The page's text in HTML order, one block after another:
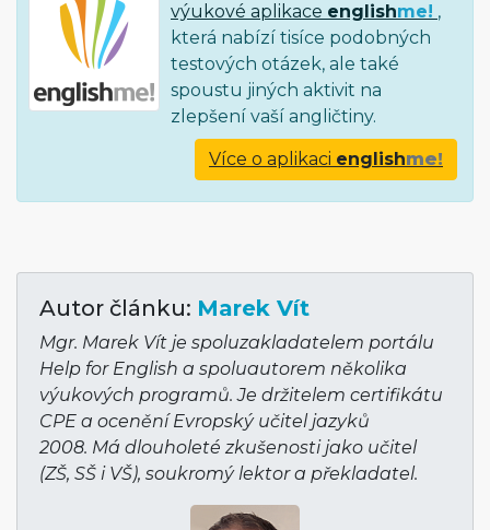
výukové aplikace englishme! ,
která nabízí tisíce podobných
testových otázek, ale také
spoustu jiných aktivit na
zlepšení vaší angličtiny.
Více o aplikaci englishme!
Autor článku: Marek Vít
Mgr. Marek Vít je spoluzakladatelem portálu
Help for English a spoluautorem několika
výukových programů. Je držitelem certifikátu
CPE a ocenění Evropský učitel jazyků
2008. Má dlouholeté zkušenosti jako učitel
(ZŠ, SŠ i VŠ), soukromý lektor a překladatel.